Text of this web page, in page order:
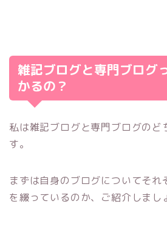
雑記ブログと専門ブログ
かるの？
私は雑記ブログと専門ブログのど
す。
まずは自身のブログについてそれ
を綴っているのか、ご紹介しまし